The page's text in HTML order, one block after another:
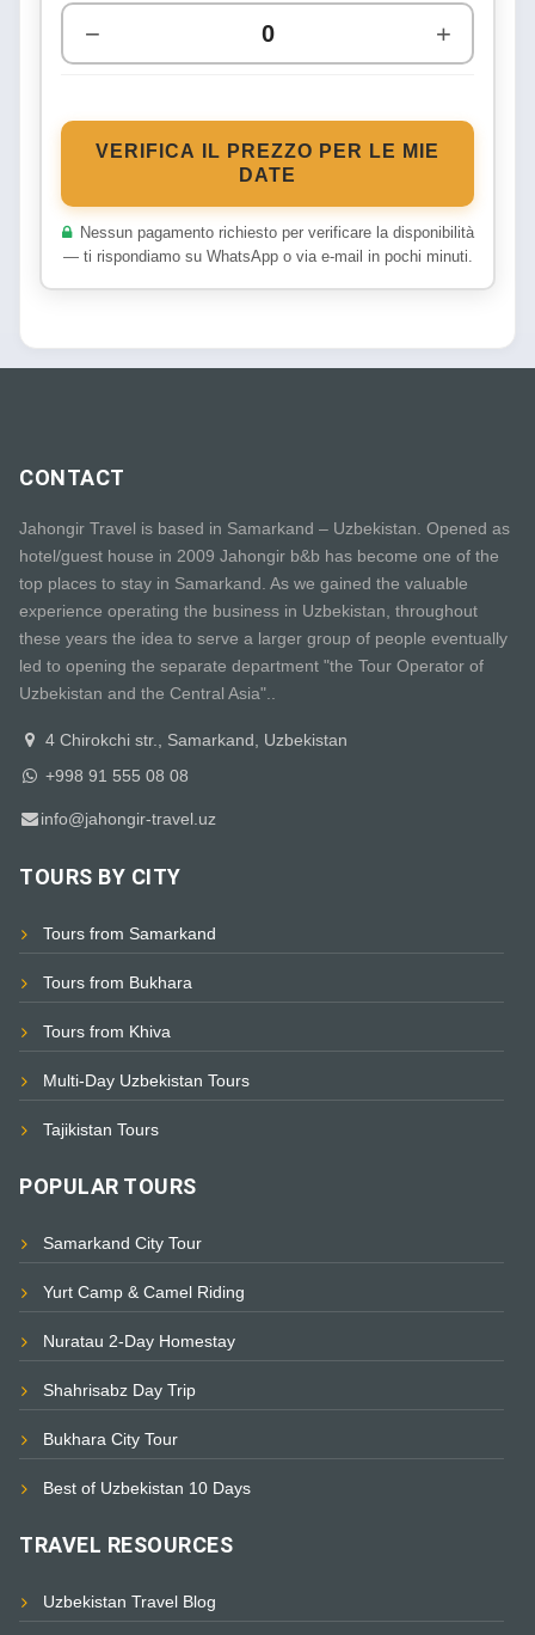
− +
VERIFICA IL PREZZO PER LE MIE
DATE
Nessun pagamento richiesto per verificare la disponibilità
— ti rispondiamo su WhatsApp o via e-mail in pochi minuti.
CONTACT
Jahongir Travel is based in Samarkand – Uzbekistan. Opened as
hotel/guest house in 2009 Jahongir b&b has become one of the
top places to stay in Samarkand. As we gained the valuable
experience operating the business in Uzbekistan, throughout
these years the idea to serve a larger group of people eventually
led to opening the separate department "the Tour Operator of
Uzbekistan and the Central Asia"..
4 Chirokchi str., Samarkand, Uzbekistan
+998 91 555 08 08
info@jahongir-travel.uz
TOURS BY CITY
Tours from Samarkand
Tours from Bukhara
Tours from Khiva
Multi-Day Uzbekistan Tours
Tajikistan Tours
POPULAR TOURS
Samarkand City Tour
Yurt Camp & Camel Riding
Nuratau 2-Day Homestay
Shahrisabz Day Trip
Bukhara City Tour
Best of Uzbekistan 10 Days
TRAVEL RESOURCES
Uzbekistan Travel Blog